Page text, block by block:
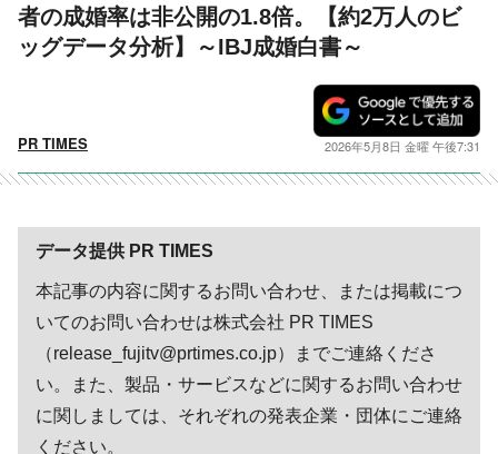
者の成婚率は非公開の1.8倍。【約2万人のビ
ッグデータ分析】～IBJ成婚白書～
PR TIMES 2026年5月8日 金曜 午後7:31
データ提供 PR TIMES
本記事の内容に関するお問い合わせ、または掲載につ
いてのお問い合わせは株式会社 PR TIMES
（release_fujitv@prtimes.co.jp）までご連絡くださ
い。また、製品・サービスなどに関するお問い合わせ
に関しましては、それぞれの発表企業・団体にご連絡
ください。